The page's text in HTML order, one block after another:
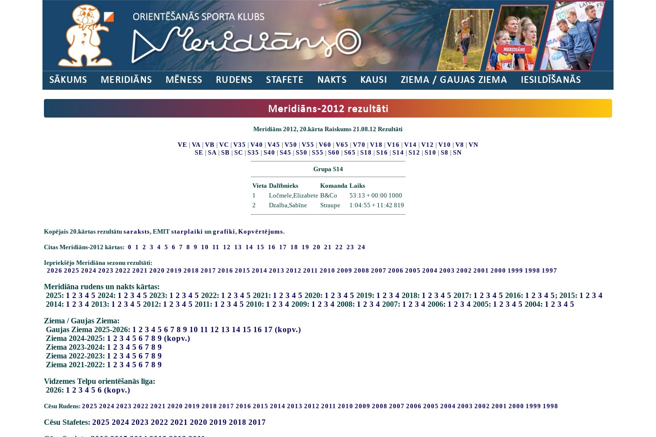
SĀKUMS MERIDIĀNS MĒNESS RUDENS STAFETE NAKTS KAUSI ZIEMA / GAUJAS ZIEMA IESILDĪŠANĀS
Meridiāns-2012 rezultāti
Meridiāns 2012, 20.kārta Raiskums 21.08.12 Rezultāti
VE | VA | VB | VC | V35 | V40 | V45 | V50 | V55 | V60 | V65 | V70 | V18 | V16 | V14 | V12 | V10 | V8 | VN
SE | SA | SB | SC | S35 | S40 | S45 | S50 | S55 | S60 | S65 | S18 | S16 | S14 | S12 | S10 | S8 | SN
Grupa S14
Vieta Dalībnieks Komanda Laiks
1
Ločmele,Elizabete B&Co
53:13 + 00:00 1000
2
Dzalba,Sabīne Straupe 1:04:55 + 11:42 819
Kopējais 20.kārtas rezultātu saraksts, EMIT starplaiki un grafiki, Kopvērtējums.
Citas Meridiāns-2012 kārtas: 0 1 2 3 4 5 6 7 8 9 10 11 12 13 14 15 16 17 18 19 20 21 22 23 24
Iepriekšējo Meridiāna sezonu rezultāti:
2026 2025 2024 2023 2022 2021 2020 2019 2018 2017 2016 2015 2014 2013 2012 2011 2010 2009 2008 2007 2006 2005 2004 2003 2002 2001 2000 1999 1998 1997
Meridiāna rudens un nakts kārtas:
2025: 1 2 3 4 5 2024: 1 2 3 4 5 2023: 1 2 3 4 5 2022: 1 2 3 4 5 2021: 1 2 3 4 5 2020: 1 2 3 4 5 2019: 1 2 3 4 2018: 1 2 3 4 5 2017: 1 2 3 4 5 2016: 1 2 3 4 5; 2015: 1 2 3 4
2014: 1 2 3 4 2013: 1 2 3 4 5 2012: 1 2 3 4 5 2011: 1 2 3 4 5 2010: 1 2 3 4 2009: 1 2 3 4 2008: 1 2 3 4 2007: 1 2 3 4 2006: 1 2 3 4 2005: 1 2 3 4 5 2004: 1 2 3 4 5
Ziema / Gaujas Ziema:
Gaujas Ziema 2025-2026: 1 2 3 4 5 6 7 8 9 10 11 12 13 14 15 16 17 (kopv.)
Ziema 2024-2025: 1 2 3 4 5 6 7 8 9 (kopv.)
Ziema 2023-2024: 1 2 3 4 5 6 7 8 9
Ziema 2022-2023: 1 2 3 4 5 6 7 8 9
Ziema 2021-2022: 1 2 3 4 5 6 7 8 9
Vidzemes Telpu orientēšanās līga:
2026: 1 2 3 4 5 6 (kopv.)
Cēsu Rudens: 2025 2024 2023 2022 2021 2020 2019 2018 2017 2016 2015 2014 2013 2012 2011 2010 2009 2008 2007 2006 2005 2004 2003 2002 2001 2000 1999 1998
Cēsu Stafetes: 2025 2024 2023 2022 2021 2020 2019 2018 2017